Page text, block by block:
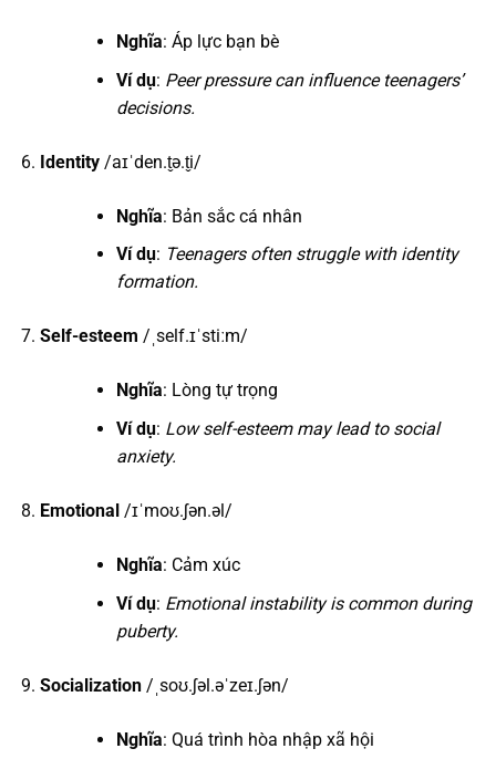
Nghĩa: Áp lực bạn bè
Ví dụ: Peer pressure can influence teenagers’
decisions.
Identity/aɪˈden.t̬ə.t̬i/
Nghĩa: Bản sắc cá nhân
Ví dụ: Teenagers often struggle with identity
formation.
Self-esteem /ˌself.ɪˈstiːm/
Nghĩa: Lòng tự trọng
Ví dụ: Low self-esteem may lead to social
anxiety.
Emotional/ɪˈmoʊ.ʃən.əl/
Nghĩa: Cảm xúc
Ví dụ: Emotional instability is common during
puberty.
Socialization/ˌsoʊ.ʃəl.əˈzeɪ.ʃən/
Nghĩa: Quá trình hòa nhập xã hội